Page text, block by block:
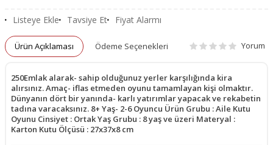
Listeye Ekle Tavsiye Et Fiyat Alarmı
Ürün Açıklaması Ödeme Seçenekleri Yorum
250Emlak alarak- sahip olduğunuz yerler karşılığında kira
alırsınız. Amaç- iflas etmeden oyunu tamamlayan kişi olmaktır.
Dünyanın dört bir yanında- karlı yatırımlar yapacak ve rekabetin
tadına varacaksınız. 8+ Yaş- 2-6 Oyuncu Ürün Grubu : Aile Kutu
Oyunu Cinsiyet : Ortak Yaş Grubu : 8 yaş ve üzeri Materyal :
Karton Kutu Ölçüsü : 27x37x8 cm